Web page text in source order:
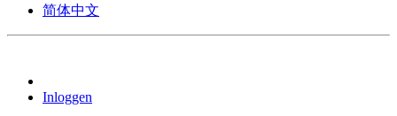
简体中文
Inloggen